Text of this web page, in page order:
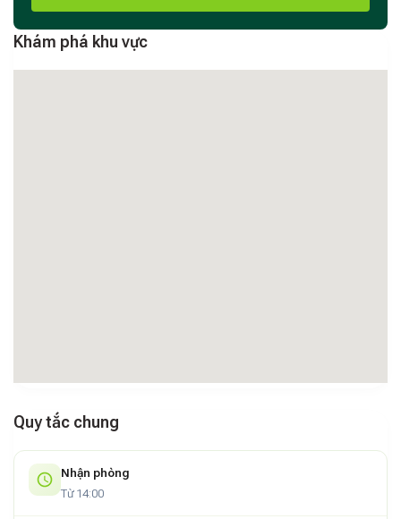
Khám phá khu vực
Quy tắc chung
Nhận phòng
Từ 14:00